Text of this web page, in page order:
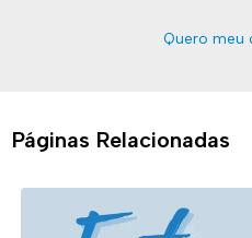
Quero meu
Páginas Relacionadas